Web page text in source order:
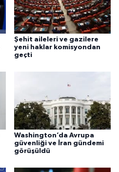
Şehit aileleri ve gazilere
yeni haklar komisyondan
geçti
Washington’da Avrupa
güvenliği ve İran gündemi
görüşüldü